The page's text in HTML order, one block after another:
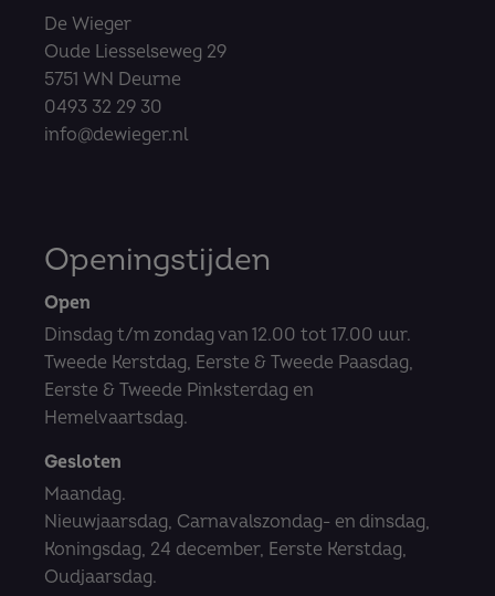
De Wieger
Oude Liesselseweg 29
5751 WN Deurne
0493 32 29 30
info@dewieger.nl
Openingstijden
Open
Dinsdag t/m zondag van 12.00 tot 17.00 uur.
Tweede Kerstdag, Eerste & Tweede Paasdag,
Eerste & Tweede Pinksterdag en
Hemelvaartsdag.
Gesloten
Maandag.
Nieuwjaarsdag, Carnavalszondag- en dinsdag,
Koningsdag, 24 december, Eerste Kerstdag,
Oudjaarsdag.